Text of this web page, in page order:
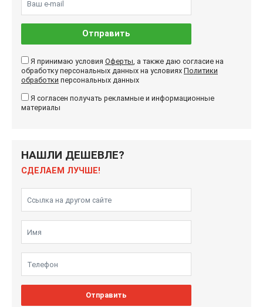
Отправить
Я принимаю условия Оферты, а также даю согласие на
обработку персональных данных на условиях Политики
обработки персональных данных
Я согласен получать рекламные и информационные
материалы
НАШЛИ ДЕШЕВЛЕ?
СДЕЛАЕМ ЛУЧШЕ!
Отправить